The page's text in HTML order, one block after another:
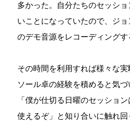
多かった。自分たちのセッシ
いことになっていたので、ジ
のデモ音源をレコーディングす
その時間を利用すれば様々な
ソール卓の経験を積めると気づ
「僕が仕切る日曜のセッショ
使えるぞ」と知り合いに触れ回